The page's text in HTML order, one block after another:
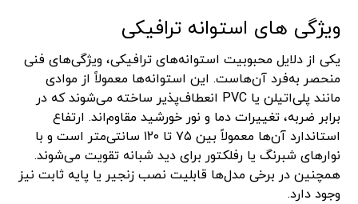
ویژگی های استوانه ترافیکی
یکی از دلایل محبوبیت استوانه‌های ترافیکی، ویژگی‌های فنی
منحصر به‌فرد آن‌هاست. این استوانه‌ها معمولاً از موادی
مانند پلی‌اتیلن یا PVC انعطاف‌پذیر ساخته می‌شوند که در
برابر ضربه، تغییرات دما و نور خورشید مقاوم‌اند. ارتفاع
استاندارد آن‌ها معمولاً بین ۷۵ تا ۱۲۰ سانتی‌متر است و با
نوارهای شبرنگ یا رفلکتور برای دید شبانه تقویت می‌شوند.
همچنین در برخی مدل‌ها قابلیت نصب زنجیر یا پایه ثابت نیز
وجود دارد.